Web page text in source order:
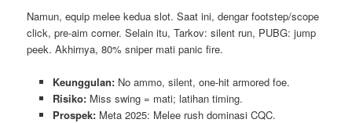
Namun, equip melee kedua slot. Saat ini, dengar footstep/scope
click, pre-aim corner. Selain itu, Tarkov: silent run, PUBG: jump
peek. Akhirnya, 80% sniper mati panic fire.
Keunggulan:No ammo, silent, one-hit armored foe.
Risiko:Miss swing = mati; latihan timing.
Prospek:Meta 2025: Melee rush dominasi CQC.